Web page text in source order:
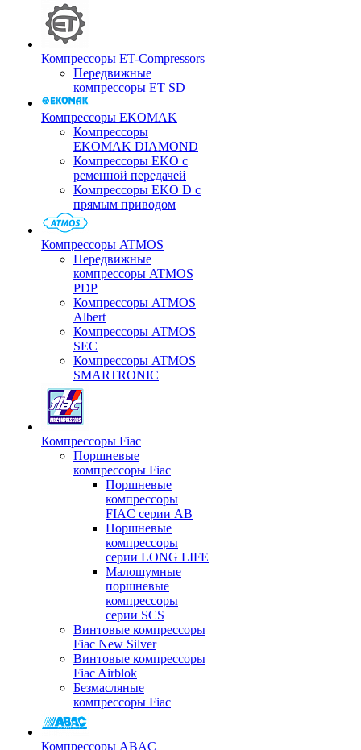
Компрессоры ET-Compressors
Передвижные
компрессоры ET SD
Компрессоры EKOMAK
Компрессоры
EKOMAK DIAMOND
Компрессоры EKO c
ременной передачей
Компрессоры EKO D с
прямым приводом
Компрессоры ATMOS
Передвижные
компрессоры ATMOS
PDP
Компрессоры ATMOS
Albert
Компрессоры ATMOS
SEC
Компрессоры ATMOS
SMARTRONIC
Компрессоры Fiac
Поршневые
компрессоры Fiac
Поршневые
компрессоры
FIAC серии AB
Поршневые
компрессоры
серии LONG LIFE
Малошумные
поршневые
компрессоры
серии SCS
Винтовые компрессоры
Fiac New Silver
Винтовые компрессоры
Fiac Airblok
Безмасляные
компрессоры Fiac
Компрессоры ABAC